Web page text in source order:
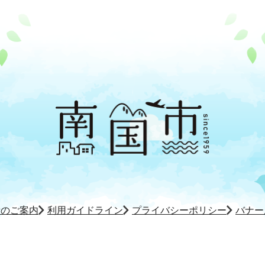
ご案内 利用ガイドライン プライバシーポリシー バナ